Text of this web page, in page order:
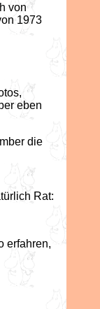
von
1973
eben
die
Rat:
erfahren,